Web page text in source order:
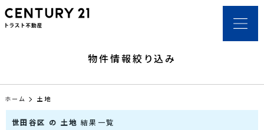
物件情報絞り込み
ホーム 土地
世田谷区 の 土地結果一覧